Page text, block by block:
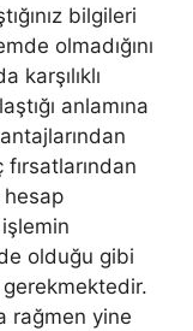
bilgileri
olmadığını
karşılıklı
anlamına
hesap
olduğu gibi
rağmen yine